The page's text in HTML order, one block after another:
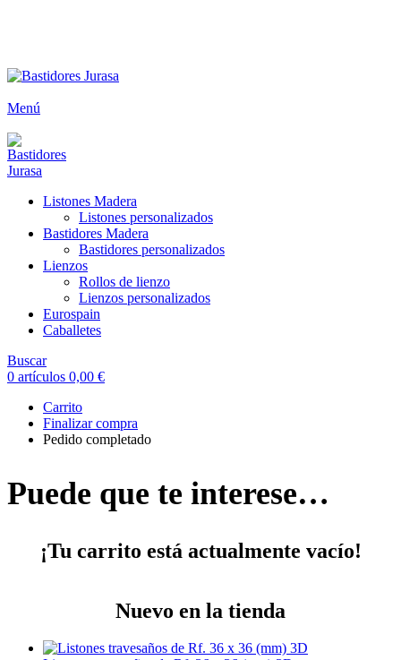
Menú
Listones Madera
Listones personalizados
Bastidores Madera
Bastidores personalizados
Lienzos
Rollos de lienzo
Lienzos personalizados
Eurospain
Caballetes
Buscar
0 artículos 0,00 €
Carrito
Finalizar compra
Pedido completado
Puede que te interese…
¡Tu carrito está actualmente vacío!
Nuevo en la tienda